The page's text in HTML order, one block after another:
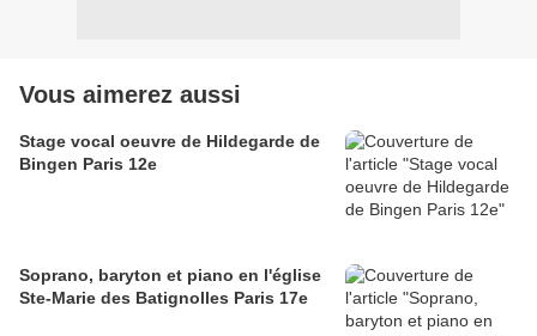
Vous aimerez aussi
Stage vocal oeuvre de Hildegarde de
Bingen Paris 12e
Soprano, baryton et piano en l'église
Ste-Marie des Batignolles Paris 17e